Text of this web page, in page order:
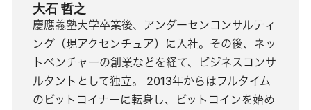
大石 哲之
慶應義塾大学卒業後、アンダーセンコンサルティ
ング（現アクセンチュア）に入社。その後、ネッ
トベンチャーの創業などを経て、ビジネスコンサ
ルタントとして独立。 2013年からはフルタイム
のビットコイナーに転身し、ビットコインを始め